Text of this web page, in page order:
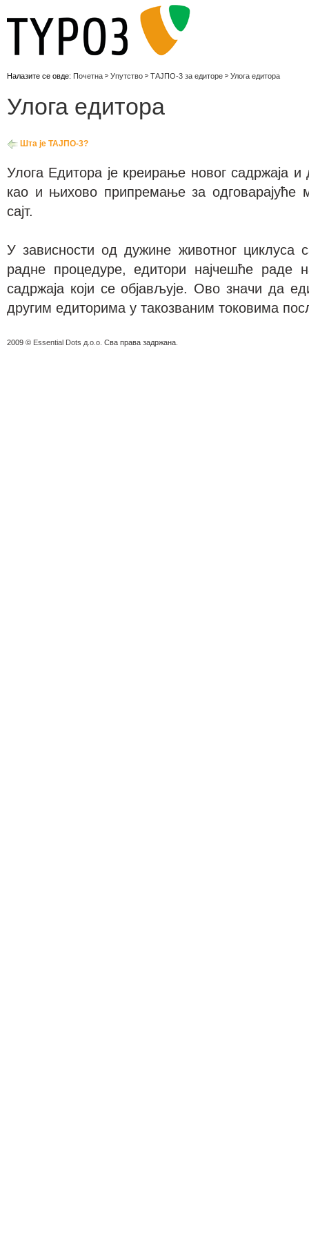
Налазите се овде: Почетна Упутство ТАЈПО-3 за едиторе Улога eдитора
Улога eдитора
Шта је ТАЈПО-3?
Улога Едитора је креирање новог садржаја
као и њихово припремање за одговарајуће
сајт.
У зависности од дужине животног циклуса
радне процедуре, едитори најчешће раде
садржаја који се објављује. Ово значи да
другим едиторима у такозваним токовима
2009 © Essential Dots д.о.о. Сва права задржана.